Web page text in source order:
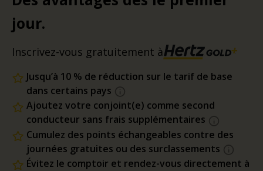
jour.
Inscrivez-vous gratuitement à
Jusqu’à 10 % de réduction sur le tarif de base
dans certains pays
Ajoutez votre conjoint(e) comme second
conducteur sans frais supplémentaires
Cumulez des points échangeables contre des
journées gratuites ou des surclassements
Évitez le comptoir et rendez-vous directement à